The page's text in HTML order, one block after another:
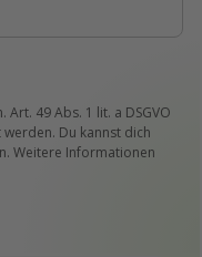
49 Abs. 1 lit. a DSGVO
Du kannst dich
Weitere Informationen